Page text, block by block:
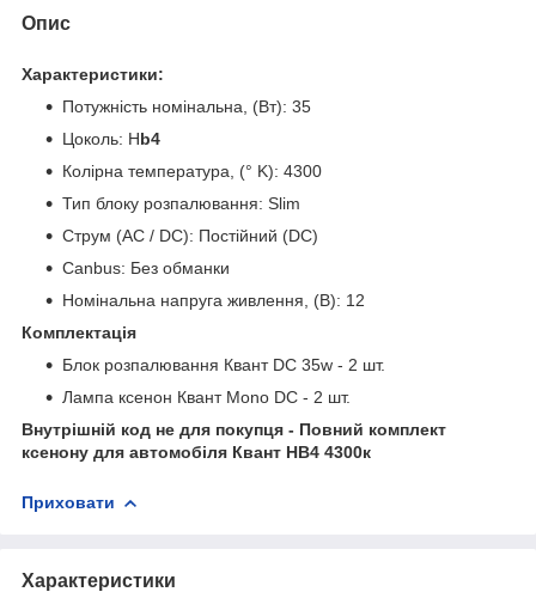
Опис
Характеристики:
Потужність номінальна, (Вт): 35
Цоколь: Hb4
Колірна температура, (° K): 4300
Тип блоку розпалювання: Slim
Струм (AC / DC): Постійний (DC)
Canbus: Без обманки
Номінальна напруга живлення, (В): 12
Комплектація
Блок розпалювання Квант DC 35w - 2 шт.
Лампа ксенон Квант Mono DC - 2 шт.
Внутрішній код не для покупця - Повний комплект
ксенону для автомобіля Квант HB4 4300к
Приховати
Характеристики